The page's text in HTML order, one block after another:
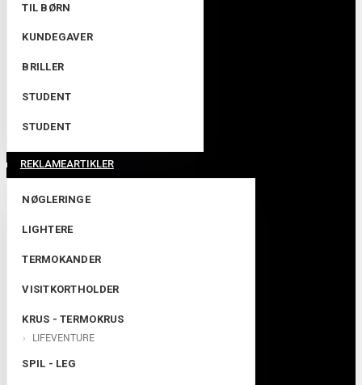
TIL BØRN
KUNDEGAVER
BRILLER
STUDENT
STUDENT
REKLAMEARTIKLER
NØGLERINGE
LIGHTERE
TERMOKANDER
VISITKORTHOLDER
KRUS - TERMOKRUS
LIFEVENTURE
SPIL - LEG